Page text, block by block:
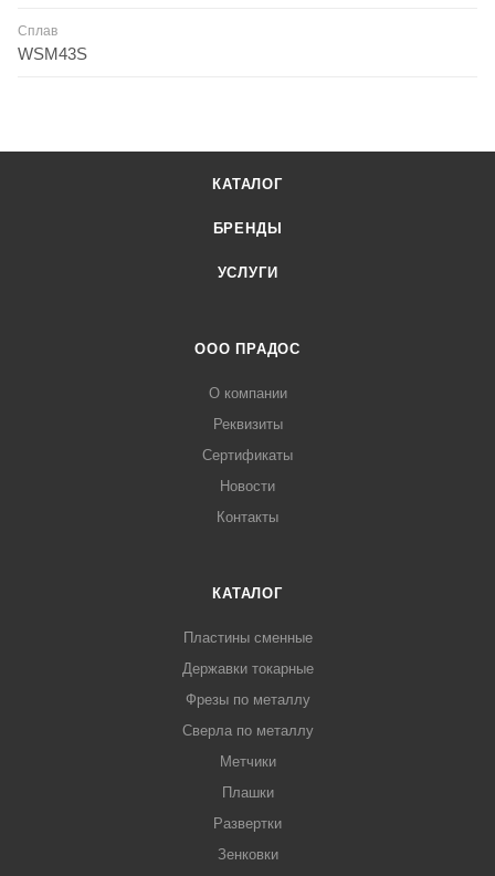
Сплав
WSM43S
КАТАЛОГ
БРЕНДЫ
УСЛУГИ
ООО ПРАДОС
О компании
Реквизиты
Сертификаты
Новости
Контакты
КАТАЛОГ
Пластины сменные
Державки токарные
Фрезы по металлу
Сверла по металлу
Метчики
Плашки
Развертки
Зенковки